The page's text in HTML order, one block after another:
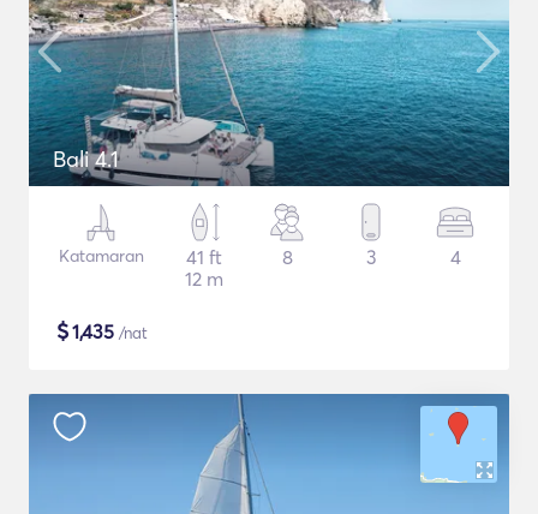
Bali 4.1
Katamaran
41 ft
12 m
8 3 4
$1,435 /nat